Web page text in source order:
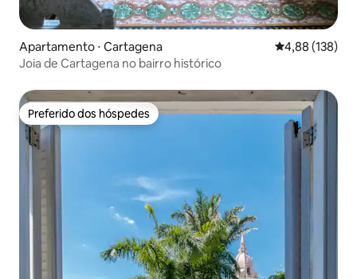
Apartamento ⋅ Cartagena 4,88 de uma
4,88 (138)
Joia de Cartagena no bairro histórico
Preferido dos hóspedes
Preferido dos hóspedes